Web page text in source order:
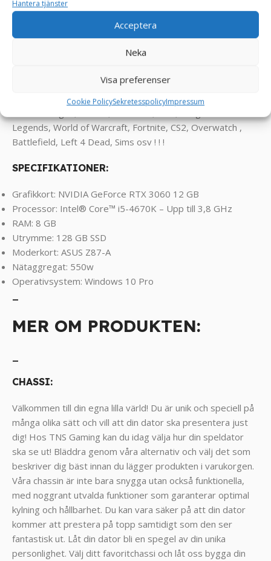
Hantera tjänster
Acceptera
Neka
Visa preferenser
Cookie PolicySekretesspolicyImpressum
gamingdator levererar hög prestanda och grafik i många
utav dagens spel, vilket gör den idealisk för att köra de
senaste spelen med bra bildkvalitet. TNS IVORY Speldator
är gjord för spelare som sätter prestanda i första hand
Klarar spel som FarCry, RDR2, Assasin’s Creed, Valorant,
Legends, World of Warcraft, Fortnite, CS2, Overwatch ,
Battlefield, Left 4 Dead, Sims osv ! ! !
SPECIFIKATIONER:
Grafikkort: NVIDIA GeForce RTX 3060 12 GB
Processor: Intel® Core™ i5-4670K – Upp till 3,8 GHz
RAM: 8 GB
Utrymme: 128 GB SSD
Moderkort: ASUS Z87-A
Nätaggregat: 550w
Operativsystem: Windows 10 Pro
MER OM PRODUKTEN:
CHASSI:
Välkommen till din egna lilla värld! Du är unik och speciell på
många olika sätt och vill att din dator ska presentera just
dig! Hos TNS Gaming kan du idag välja hur din speldator
ska se ut! Bläddra genom våra alternativ och välj det som
beskriver dig bäst innan du lägger produkten i varukorgen.
Våra chassin är inte bara snygga utan också funktionella,
med noggrant utvalda funktioner som garanterar optimal
kylning och hållbarhet. Du kan vara säker på att din dator
kommer att prestera på topp samtidigt som den ser
fantastisk ut. Låt din dator bli en spegel av din unika
personlighet. Välj ditt favoritchassi och låt oss bygga din